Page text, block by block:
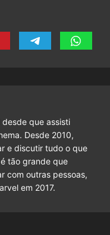
que assisti
Desde 2010,
e discutir tudo o que
tão grande que
com outras pessoas,
em 2017.